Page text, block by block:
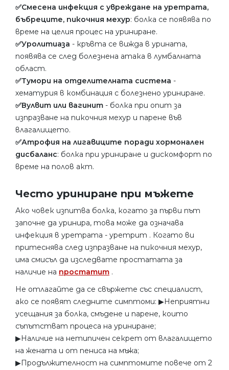
✅Смесена инфекция с увреждане на уретрата,
бъбреците, пикочния мехур: болка се появява по
време на целия процес на уриниране.
✅Уролитиаза - кръвта се вижда в урината,
появява се след болезнена атака в лумбалната
област.
✅Тумори на отделителната система -
хематурия в комбинация с болезнено уриниране.
✅Вулвит или вагинит - болка при опит за
изпразване на пикочния мехур и парене във
влагалището.
✅Атрофия на лигавиците поради хормонален
дисбаланс: болка при уриниране и дискомфорт по
време на полов акт.
Често уриниране при мъжете
Ако човек изпитва болка, когато за първи път
започне да уринира, това може да означава
инфекция в уретрата - уретрит . Когато ви
притеснява след изпразване на пикочния мехур,
има смисъл да изследвате простатата за
наличие на простатит .
Не отлагайте да се свържете със специалист,
ако се появят следните симптоми: ▶︎Неприятни
усещания за болка, смъдене и парене, които
съпътстват процеса на уриниране;
▶︎Наличие на нетипичен секрет от влагалището
на жената и от пениса на мъжа;
▶︎Продължителност на симптомите повече от 2